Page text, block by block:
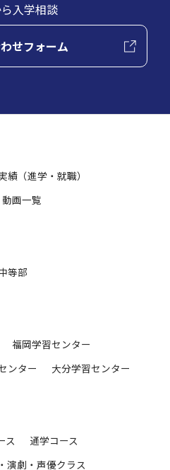
入学相談
せフォーム
績（進学・就職）
動画一覧
等部
福岡学習センター
ンター 大分学習センター
ス
通学コース
演劇・声優クラス